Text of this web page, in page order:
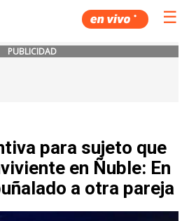
☰
PUBLICIDAD
para sujeto que
en Ñuble: En
a otra pareja